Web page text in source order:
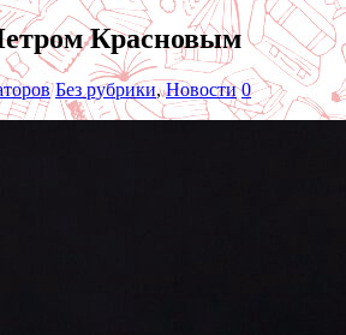
Красновым
Без рубрики,Новости 0